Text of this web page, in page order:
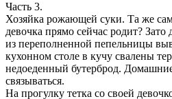
Часть 3.
Хозяйка рожающей суки. Та же
девочка прямо сейчас родит?
из переполненной пепельницы
кухонном столе в кучу свалены
недоеденный бутерброд.
связываться.
На прогулку тетка со своей